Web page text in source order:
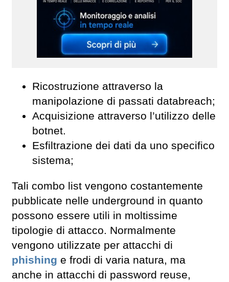
Ricostruzione attraverso la
manipolazione di passati databreach;
Acquisizione attraverso l’utilizzo delle
botnet.
Esfiltrazione dei dati da uno specifico
sistema;
Tali combo list vengono costantemente
pubblicate nelle underground in quanto
possono essere utili in moltissime
tipologie di attacco. Normalmente
vengono utilizzate per attacchi di
phishing e frodi di varia natura, ma
anche in attacchi di password reuse,